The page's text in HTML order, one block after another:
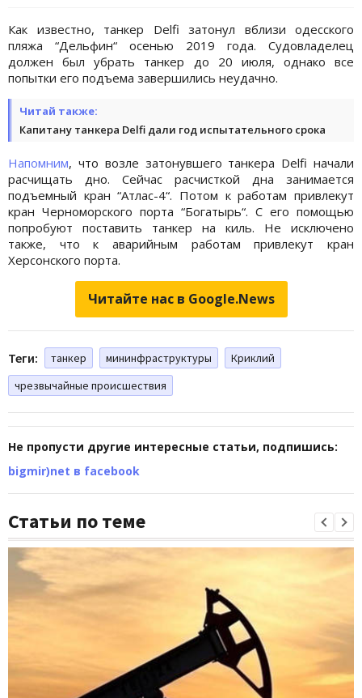
Как известно, танкер Delfi затонул вблизи одесского
пляжа “Дельфин“ осенью 2019 года. Судовладелец
должен был убрать танкер до 20 июля, однако все
попытки его подъема завершились неудачно.
Читай также:
Капитану танкера Delfi дали год испытательного срока
Напомним, что возле затонувшего танкера Delfi начали
расчищать дно. Сейчас расчисткой дна занимается
подъемный кран “Атлас-4“. Потом к работам привлекут
кран Черноморского порта “Богатырь“. С его помощью
попробуют поставить танкер на киль. Не исключено
также, что к аварийным работам привлекут кран
Херсонского порта.
Читайте нас в Google.News
Теги: танкер мининфраструктуры
Криклий
чрезвычайные происшествия
Не пропусти другие интересные статьи, подпишись:
bigmir)net в facebook
Статьи по теме